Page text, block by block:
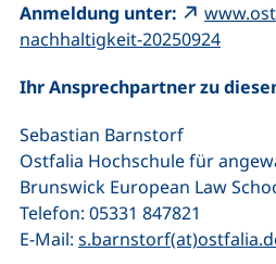
Anmeldung unter:
nachhaltigkeit-20250924
Ihr Ansprechpartner zu
Sebastian Barnstorf
Ostfalia Hochschule für
Brunswick European Law
Telefon: 05331 847821
E-Mail: